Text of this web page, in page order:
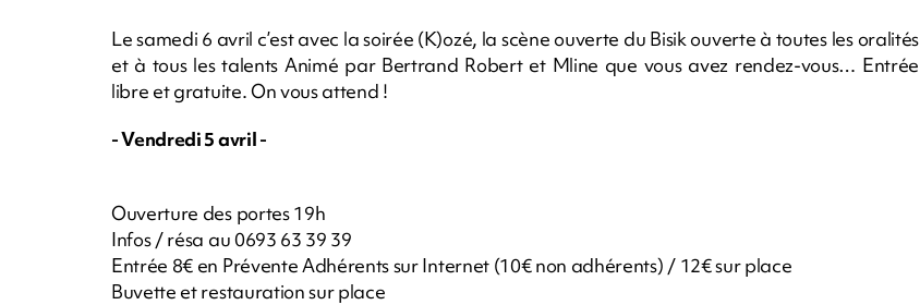
Le samedi 6 avril c’est avec la soirée (K)ozé, la scène ouverte du Bisik ouverte à toutes les oralités
et à tous les talents Animé par Bertrand Robert et Mline que vous avez rendez-vous… Entrée
libre et gratuite. On vous attend !
- Vendredi 5 avril -
Ouverture des portes 19h
Infos / résa au 0693 63 39 39
Entrée 8€ en Prévente Adhérents sur Internet (10€ non adhérents) / 12€ sur place
Buvette et restauration sur place